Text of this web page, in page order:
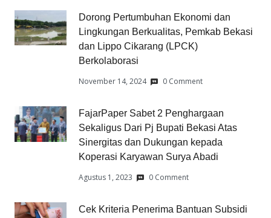
Dorong Pertumbuhan Ekonomi dan
Lingkungan Berkualitas, Pemkab Bekasi
dan Lippo Cikarang (LPCK)
Berkolaborasi
November 14, 2024 0 Comment
FajarPaper Sabet 2 Penghargaan
Sekaligus Dari Pj Bupati Bekasi Atas
Sinergitas dan Dukungan kepada
Koperasi Karyawan Surya Abadi
Agustus 1, 2023 0 Comment
Cek Kriteria Penerima Bantuan Subsidi